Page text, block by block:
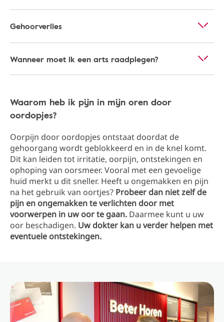
Gehoorverlies
Wanneer moet ik een arts raadplegen?
Waarom heb ik pijn in mijn oren door
oordopjes?
Oorpijn door oordopjes ontstaat doordat de
gehoorgang wordt geblokkeerd en in de knel komt.
Dit kan leiden tot irritatie, oorpijn, ontstekingen en
ophoping van oorsmeer. Vooral met een gevoelige
huid merkt u dit sneller. Heeft u ongemakken en pijn
na het gebruik van oortjes? Probeer dan niet zelf de
pijn en ongemakken te verlichten door met
voorwerpen in uw oor te gaan. Daarmee kunt u uw
oor beschadigen. Uw dokter kan u verder helpen met
eventuele ontstekingen.